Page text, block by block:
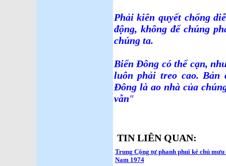
Phải kiên quyết chống
động, không để chúng
chúng ta.
Biển Đông có thể cạn,
luôn phải treo cao.
Đông là ao nhà của
vẫn"
TIN LIÊN QUAN:
Trung Cộng tự phanh phui kẻ chủ
Nam 1974